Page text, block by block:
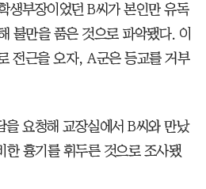
생부장이었던 B씨가 본인만 유독
불만을 품은 것으로 파악됐다. 이
전근을 오자, A군은 등교를 거부
을 요청해 교장실에서 B씨와 만났
한 흉기를 휘두른 것으로 조사됐